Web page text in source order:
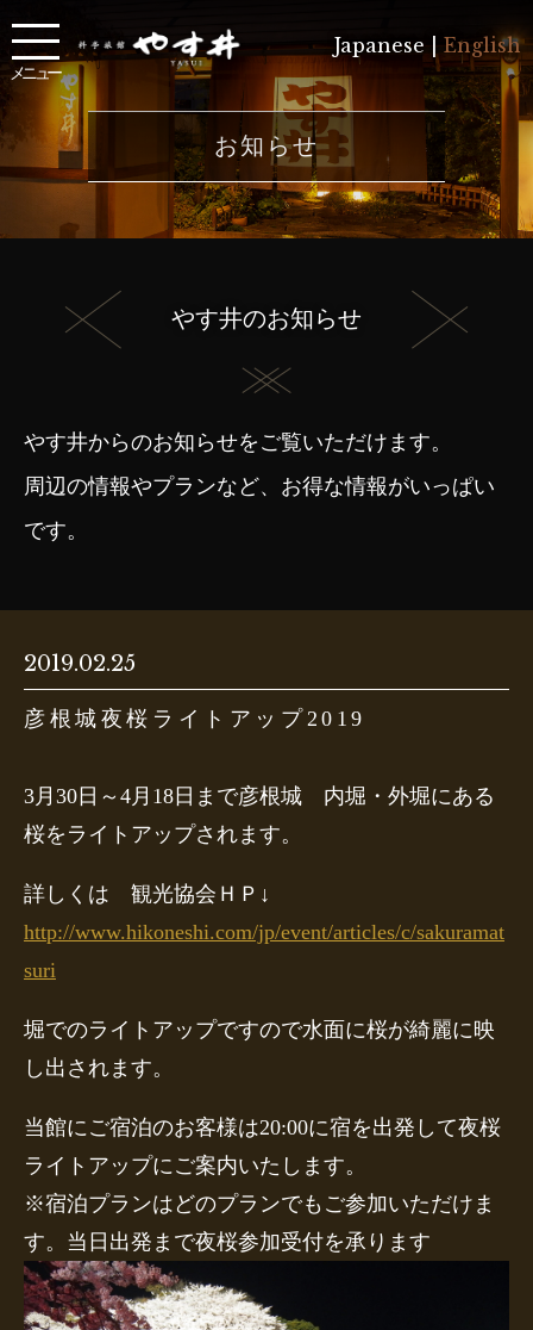
メニュー
Japanese | English
お知らせ
やす井のお知らせ
やす井からのお知らせをご覧いただけます。
周辺の情報やプランなど、お得な情報がいっぱい
です。
2019.02.25
彦根城夜桜ライトアップ2019
3月30日～4月18日まで彦根城 内堀・外堀にある
桜をライトアップされます。
詳しくは 観光協会ＨＰ↓
http://www.hikoneshi.com/jp/event/articles/c/sakuramat
suri
堀でのライトアップですので水面に桜が綺麗に映
し出されます。
当館にご宿泊のお客様は20:00に宿を出発して夜桜
ライトアップにご案内いたします。
※宿泊プランはどのプランでもご参加いただけま
す。当日出発まで夜桜参加受付を承ります